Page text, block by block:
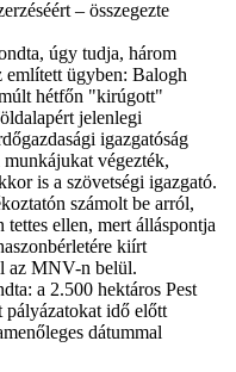
– összegezte
úgy tudja, három
ügyben: Balogh
hétfőn "kirúgott"
jelenlegi
igazgatóság
végezték,
is a szövetségi igazgató.
számolt be arról,
ellen, mert álláspontja
kiírt
az MNV-n belül.
a 2.500 hektáros Pest
pályázatokat idő előtt
dátummal